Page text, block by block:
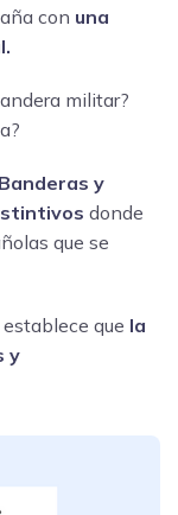
con una
militar?
y
donde
que se
que la
y